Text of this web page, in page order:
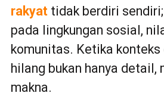
rakyat tidak berdiri
pada lingkungan sosial,
komunitas. Ketika konteks
hilang bukan hanya detail,
makna.